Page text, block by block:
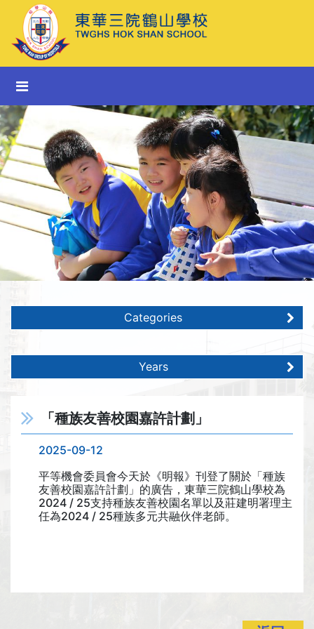
Categories
Years
「種族友善校園嘉許計劃」
2025-09-12
平等機會委員會今天於《明報》刊登了關於「種族
友善校園嘉許計劃」的廣告，東華三院鶴山學校為
2024 / 25支持種族友善校園名單以及莊建明署理主
任為2024 / 25種族多元共融伙伴老師。